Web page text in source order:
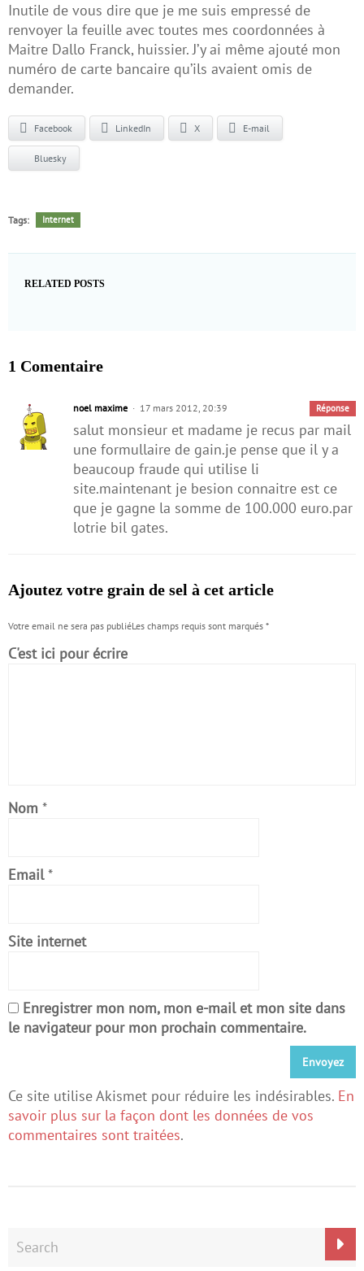
Inutile de vous dire que je me suis empressé de
renvoyer la feuille avec toutes mes coordonnées à
Maitre Dallo Franck, huissier. J’y ai même ajouté mon
numéro de carte bancaire qu’ils avaient omis de
demander.
Facebook LinkedIn X E-mail
Bluesky
Tags: Internet
RELATED POSTS
1 Comentaire
noel maxime 17 mars 2012, 20:39 Réponse
salut monsieur et madame je recus par mail
une formullaire de gain.je pense que il y a
beaucoup fraude qui utilise li
site.maintenant je besion connaitre est ce
que je gagne la somme de 100.000 euro.par
lotrie bil gates.
Ajoutez votre grain de sel à cet article
Votre email ne sera pas publiéLes champs requis sont marqués *
C'est ici pour écrire
Nom *
Email *
Site internet
Enregistrer mon nom, mon e-mail et mon site dans
le navigateur pour mon prochain commentaire.
Ce site utilise Akismet pour réduire les indésirables. En
savoir plus sur la façon dont les données de vos
commentaires sont traitées.